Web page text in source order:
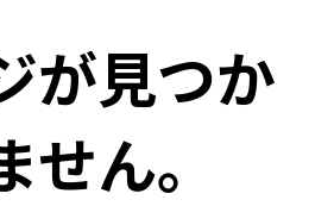
が見つか
せん。